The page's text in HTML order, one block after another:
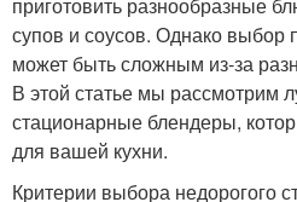
приготовить разнообразные
супов и соусов. Однако
может быть сложным из-за
В этой статье мы рассмотрим
стационарные блендеры,
для вашей кухни.
Критерии выбора недорогого